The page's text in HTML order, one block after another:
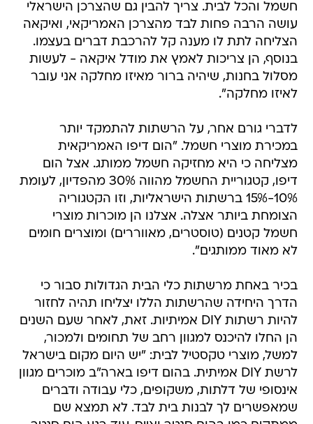
חשמל והכל לבית. צריך להבין גם שהצרכן הישראלי
עושה הרבה פחות לבד מהצרכן האמריקאי, ואיקאה
הצליחה לתת לו מענה קל להרכבת דברים בעצמו.
בנוסף, הן צריכות לאמץ את מודל איקאה - לעשות
מסלול בחנות, שיהיה ברור מאיזו מחלקה אני עובר
לאיזו מחלקה".
לדברי גורם אחר, על הרשתות להתמקד יותר
במכירת מוצרי חשמל. "הום דיפו האמריקאית
מצליחה כי היא מחזיקה חשמל ממותג. אצל הום
דיפו, קטגוריית החשמל מהווה 30% מהפדיון, לעומת
10%-15% ברשתות הישראליות, וזו הקטגוריה
הצומחת ביותר אצלה. אצלנו הן מוכרות מוצרי
חשמל קטנים (טוסטרים, מאווררים) ומוצרים חומים
לא מאוד ממותגים".
בכיר באחת מרשתות כלי הבית הגדולות סבור כי
הדרך היחידה שהרשתות הללו יצליחו תהיה לחזור
להיות רשתות DIY אמיתיות. זאת, לאחר שעם השנים
הן החלו להיכנס למגוון רחב של תחומים ולמכור,
למשל, מוצרי טקסטיל לבית: "יש היום מקום בישראל
לרשת DIY אמיתית. בהום דיפו בארה"ב מוכרים מגוון
אינסופי של דלתות, משקופים, כלי עבודה ודברים
שמאפשרים לך לבנות בית לבד. לא תמצא שם